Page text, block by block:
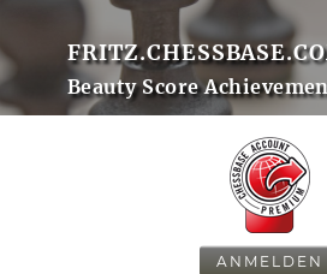
Beauty Score
ANMELDEN